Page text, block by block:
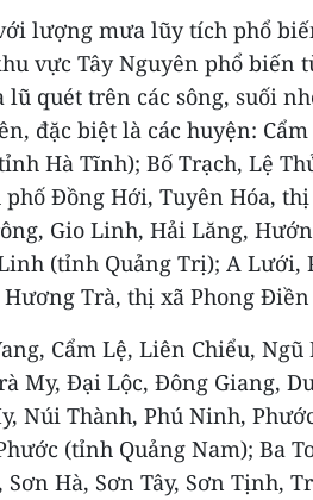
lượng mưa lũy tích phổ
vực Tây Nguyên phổ biến
lũ quét trên các sông, suối
đặc biệt là các huyện:
Hà Tĩnh); Bố Trạch, Lệ
Đồng Hới, Tuyên Hóa,
Gio Linh, Hải Lăng,
(tỉnh Quảng Trị); A Lưới,
Trà, thị xã Phong
Cẩm Lệ, Liên Chiểu,
My, Đại Lộc, Đông Giang,
Núi Thành, Phú Ninh,
(tỉnh Quảng Nam); Ba
Sơn Hà, Sơn Tây, Sơn Tịnh,